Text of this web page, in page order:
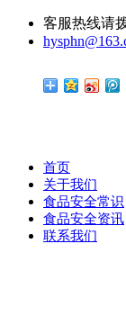
客服热线请
首页
关于我们
食品安全常识
食品安全资讯
联系我们